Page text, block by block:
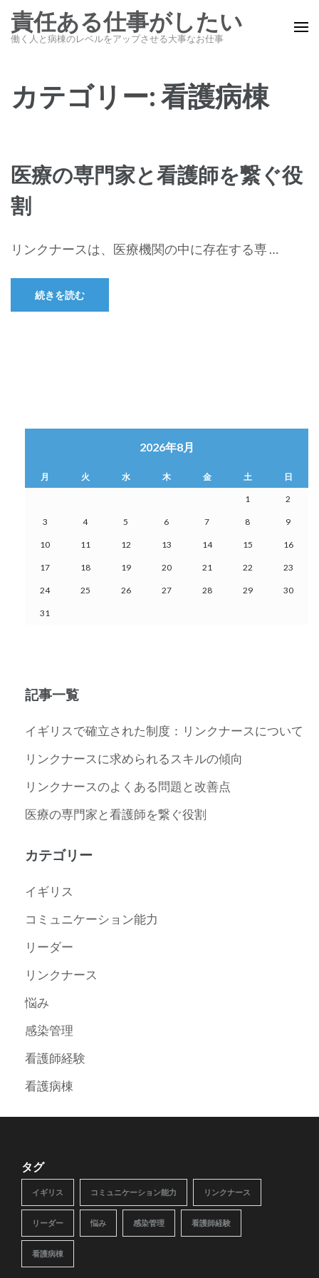
ン
テ
ッ
プ
(Enter
す)
責任ある仕事がしたい
働く人と病棟のレベルをアップさせる大事なお仕事
カテゴリー:看護病棟
医療の専門家と看護師を繋ぐ役
割
リンクナースは、医療機関の中に存在する専 …
続きを読む
2026年8月
月 火 水 木 金 土 日
1 2
3 4 5 6 7 8 9
10 11 12 13 14 15 16
17 18 19 20 21 22 23
24 25 26 27 28 29 30
31
記事一覧
イギリスで確立された制度：リンクナースについて
リンクナースに求められるスキルの傾向
リンクナースのよくある問題と改善点
医療の専門家と看護師を繋ぐ役割
カテゴリー
イギリス
コミュニケーション能力
リーダー
リンクナース
悩み
感染管理
看護師経験
看護病棟
タグ
イギリス コミュニケーション能力 リンクナース
リーダー 悩み 感染管理 看護師経験
看護病棟